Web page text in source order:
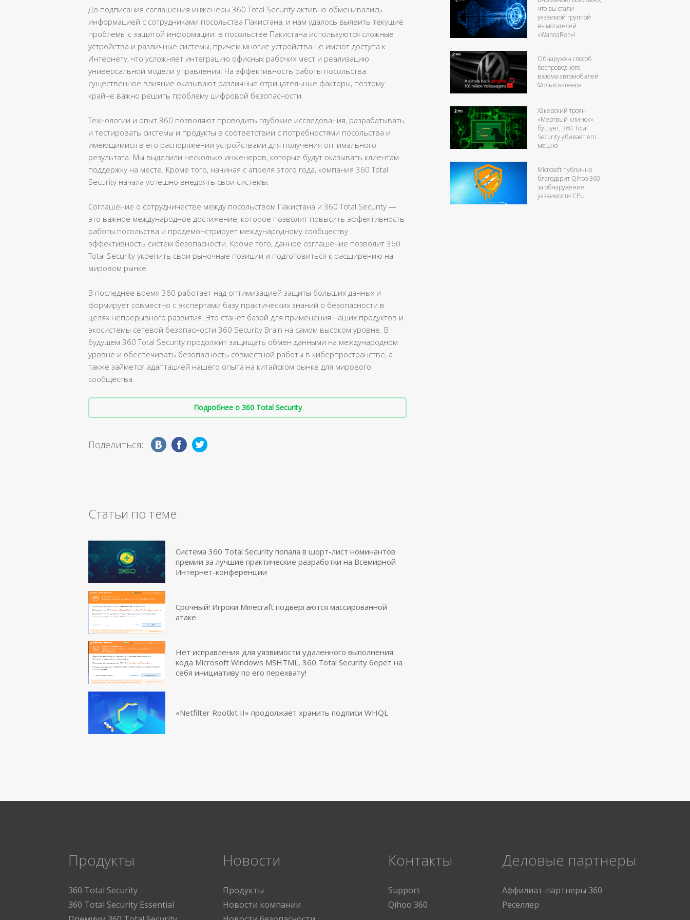
До подписания соглашения инженеры 360 Total Security активно обменивались
информацией с сотрудниками посольства Пакистана, и нам удалось выявить текущие
проблемы с защитой информации: в посольстве Пакистана используются сложные
устройства и различные системы, причем многие устройства не имеют доступа к
Интернету, что усложняет интеграцию офисных рабочих мест и реализацию
универсальной модели управления. На эффективность работы посольства
существенное влияние оказывают различные отрицательные факторы, поэтому
крайне важно решить проблему цифровой безопасности.
Технологии и опыт 360 позволяют проводить глубокие исследования, разрабатывать
и тестировать системы и продукты в соответствии с потребностями посольства и
имеющимися в его распоряжении устройствами для получения оптимального
результата. Мы выделили несколько инженеров, которые будут оказывать клиентам
поддержку на месте. Кроме того, начиная с апреля этого года, компания 360 Total
Security начала успешно внедрять свои системы.
Соглашение о сотрудничестве между посольством Пакистана и 360 Total Security —
это важное международное достижение, которое позволит повысить эффективность
работы посольства и продемонстрирует международному сообществу
эффективность систем безопасности. Кроме того, данное соглашение позволит 360
Total Security укрепить свои рыночные позиции и подготовиться к расширению на
мировом рынке.
В последнее время 360 работает над оптимизацией защиты больших данных и
формирует совместно с экспертами базу практических знаний о безопасности в
целях непрерывного развития. Это станет базой для применения наших продуктов и
экосистемы сетевой безопасности 360 Security Brain на самом высоком уровне. В
будущем 360 Total Security продолжит защищать обмен данными на международном
уровне и обеспечивать безопасность совместной работы в киберпространстве, а
также займется адаптацией нашего опыта на китайском рынке для мирового
сообщества.
Подробнее о 360 Total Security
Поделиться:
Статьи по теме
Система 360 Total Security попала в шорт-лист номинантов
премии за лучшие практические разработки на Всемирной
Интернет-конференции
Срочный! Игроки Minecraft подвергаются массированной
атаке
Нет исправления для уязвимости удаленного выполнения
кода Microsoft Windows MSHTML, 360 Total Security берет на
себя инициативу по его перехвату!
«Netfilter Rootkit II» продолжает хранить подписи WHQL
что вы стали
уязвимой группой
вымогателей
«WannaRen»!
Обнаружен способ
беспроводного
взлома автомобилей
Фольксвагенов
Хакерский троян
«Мертвый клинок»
бушует, 360 Total
Security убивает его
мощно
Microsoft публично
благодарит Qihoo 360
за обнаружение
уязвимости CPU
Продукты
360 Total Security
360 Total Security Essential
Новости
Продукты
Новости компании
Контакты
Support
Qihoo 360
Деловые партнеры
Аффилиат-партнеры 360
Реселлер